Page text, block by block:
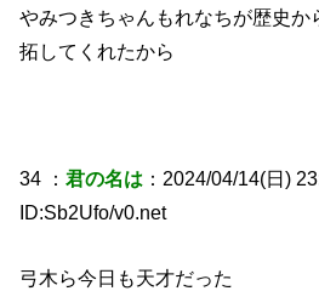
やみつきちゃんもれなちが歴史か
拓してくれたから
34 ：君の名は ：2024/04/14(日)
ID:Sb2Ufo/v0.net
弓木ら今日も天才だった